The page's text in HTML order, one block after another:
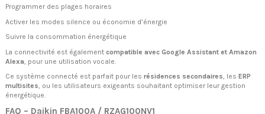
Programmer des plages horaires
Activer les modes silence ou économie d’énergie
Suivre la consommation énergétique
La connectivité est également compatible avec Google Assistant et Amazon
Alexa , pour une utilisation vocale.
Ce système connecté est parfait pour les résidences secondaires, les ERP
multisites, ou les utilisateurs exigeants souhaitant optimiser leur gestion
énergétique.
FAQ – Daikin FBA100A / RZAG100NV1